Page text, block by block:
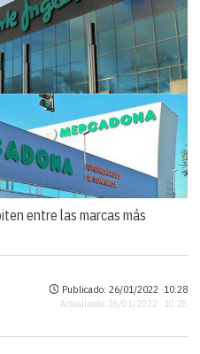
entre las marcas más
Publicado: 26/01/2022 ·10:28
Actualizado: 26/01/2022 · 10:28